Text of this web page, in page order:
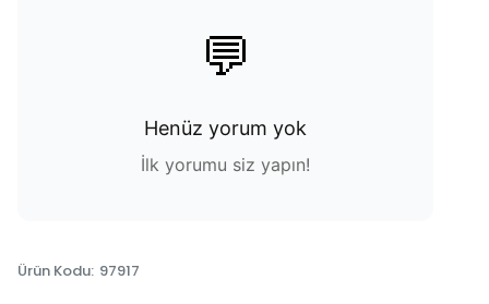
💬
Henüz yorum yok
İlk yorumu siz yapın!
Ürün Kodu: 97917